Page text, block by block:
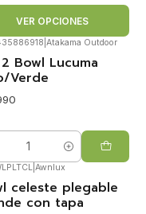
VER OPCIONES
Atakama Outdoor
Bowl Lucuma
Verde
| Awnlux
celeste plegable
con tapa